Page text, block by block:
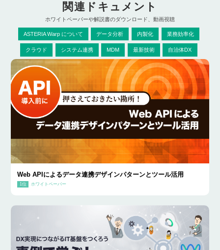
関連ドキュメント
ホワイトペーパーや解説書のダウンロード、動画視聴
ASTERIA Warp について データ分析 内製化 業務効率化
クラウド システム連携 MDM 最新技術 自治体DX
Web APIによるデータ連携デザインパターンとツール活用
ホワイトペーパー